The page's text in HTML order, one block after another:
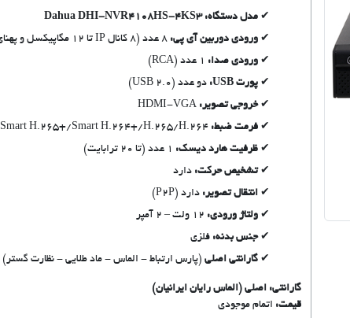
مدل دستگاه: Dahua DHI-NVR4108HS-4KS3
ورودی دوربین آی پی:
ورودی صدا:
پورت USB:
دو عدد (USB 2.0)
خروجی تصویر:
فرمت ضبط: Smart H.265+/Smart H.264+/H.265/H.264
ظرفیت هارد دیسک:
تشخیص حرکت: دارد
انتقال تصویر: دارد (P2P)
ولتاژ ورودی: 12 ولت – 2 آمپر
جنس بدنه: فلزی
گارانتی اصلی (پارس ارتباط - الماس - ماد طلایی - نظارت گستر)
گارانتی: اصلی (الماس رایان ایرانیان)
قیمت: اتمام موجودی